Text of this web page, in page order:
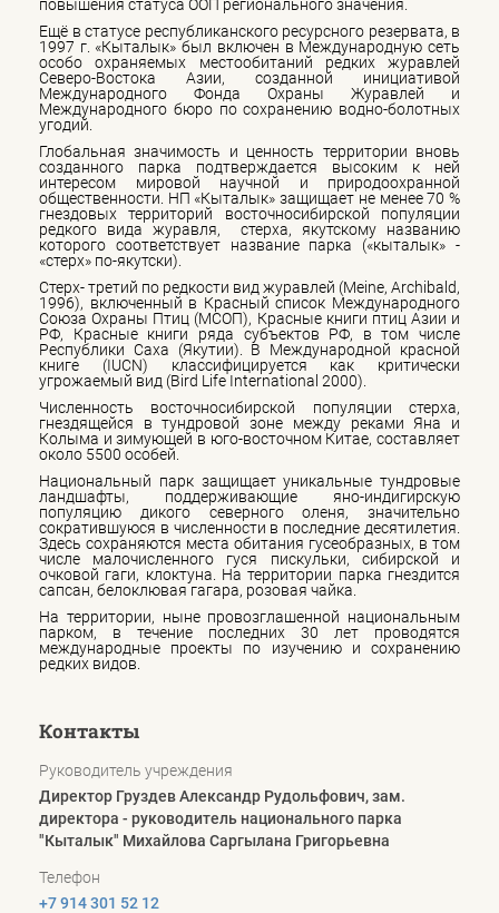
повышения статуса ООП регионального значения.
Ещё в статусе республиканского ресурсного резервата, в
1997 г. «Кыталык» был включен в Международную сеть
особо охраняемых местообитаний редких журавлей
Северо-Востока Азии, созданной инициативой
Международного Фонда Охраны Журавлей и
Международного бюро по сохранению водно-болотных
угодий.
Глобальная значимость и ценность территории вновь
созданного парка подтверждается высоким к ней
интересом мировой научной и природоохранной
общественности. НП «Кыталык» защищает не менее 70 %
гнездовых территорий восточносибирской популяции
редкого вида журавля, стерха, якутскому названию
которого соответствует название парка («кыталык» -
«стерх» по-якутски).
Стерх- третий по редкости вид журавлей (Meine, Archibald,
1996), включенный в Красный список Международного
Союза Охраны Птиц (МСОП), Красные книги птиц Азии и
РФ, Красные книги ряда субъектов РФ, в том числе
Республики Саха (Якутии). В Международной красной
книге (IUCN) классифицируется как критически
угрожаемый вид (Bird Life International 2000).
Численность восточносибирской популяции стерха,
гнездящейся в тундровой зоне между реками Яна и
Колыма и зимующей в юго-восточном Китае, составляет
около 5500 особей.
Национальный парк защищает уникальные тундровые
ландшафты, поддерживающие яно-индигирскую
популяцию дикого северного оленя, значительно
сократившуюся в численности в последние десятилетия.
Здесь сохраняются места обитания гусеобразных, в том
числе малочисленного гуся пискульки, сибирской и
очковой гаги, клоктуна. На территории парка гнездится
сапсан, белоклювая гагара, розовая чайка.
На территории, ныне провозглашенной национальным
парком, в течение последних 30 лет проводятся
международные проекты по изучению и сохранению
редких видов.
Контакты
Руководитель учреждения
Директор Груздев Александр Рудольфович, зам.
директора - руководитель национального парка
"Кыталык" Михайлова Саргылана Григорьевна
Телефон
+7 914 301 52 12